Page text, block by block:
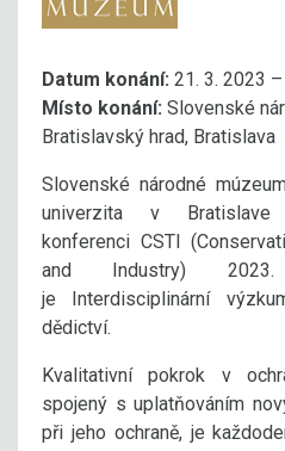
Datum konání: 21. 3. 2023
Místo konání: Slovenské
Bratislavský hrad, Bratislava
Slovenské národné
univerzita v
konferenci CSTI
and Industry) 2023.
je Interdisciplinární
dědictví.
Kvalitativní pokrok v
spojený s uplatňováním
při jeho ochraně, je